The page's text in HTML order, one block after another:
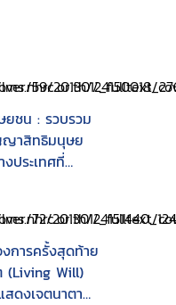
ชน : รวบรวม
าสิทธิมนุษย
งประเทศที่
การครั้งสุดท้าย
(Living Will)
ดงเจตนาตาม